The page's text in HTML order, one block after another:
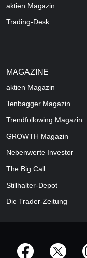
aktien Magazin
Trading-Desk
MAGAZINE
aktien Magazin
Tenbagger Magazin
Trendfollowing Magazin
GROWTH Magazin
Nebenwerte Investor
The Big Call
Stillhalter-Depot
Die Trader-Zeitung
offizielle Social